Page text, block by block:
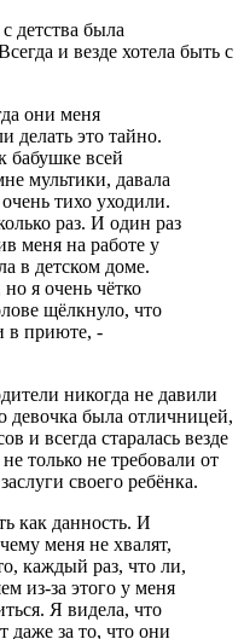
детства была
и везде хотела быть с
они меня
делать это тайно.
бабушке всей
мультики, давала
тихо уходили.
раз. И один раз
меня на работе у
в детском доме.
я очень чётко
щёлкнуло, что
в приюте, -
никогда не давили
девочка была отличницей,
и всегда старалась везде
только не требовали от
своего ребёнка.
как данность. И
меня не хвалят,
каждый раз, что ли,
из-за этого у меня
Я видела, что
даже за то, что они